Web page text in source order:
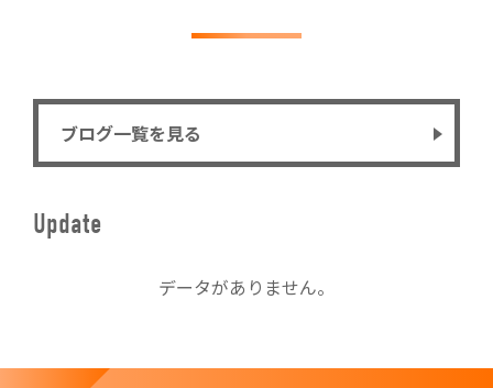
ブログ一覧を見る
Update
データがありません。